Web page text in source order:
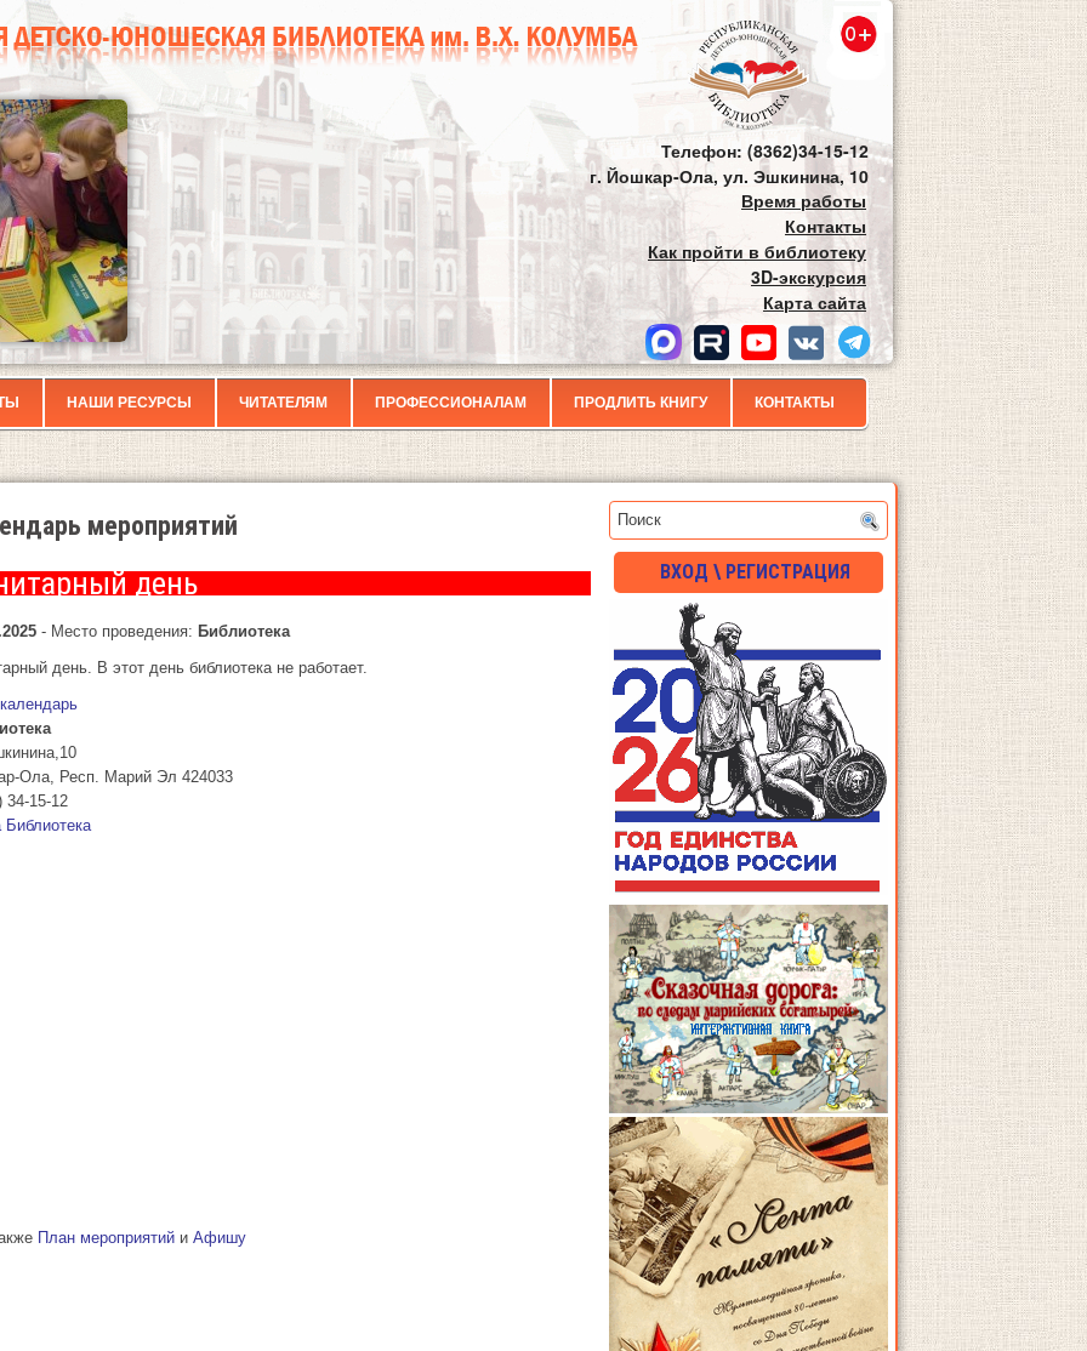
Телефон: (8362)34-15-12
г. Йошкар-Ола, ул. Эшкинина, 10
Время работы
Контакты
Как пройти в библиотеку
3D-экскурсия
Карта сайта
НАШИ РЕСУРСЫ ЧИТАТЕЛЯМ ПРОФЕССИОНАЛАМ ПРОДЛИТЬ КНИГУ КОНТАКТЫ
мероприятий
день
- Место проведения: Библиотека
день. В этот день библиотека не работает.
Ола
Респ. Марий Эл 424033
34-15-12
Библиотека
План мероприятий и Афишу
ВХОД \ РЕГИСТРАЦИЯ